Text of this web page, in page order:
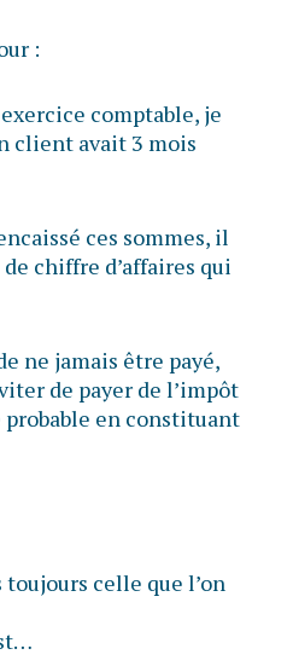
:
comptable, je
client avait 3 mois
ces sommes, il
chiffre d’affaires qui
ne jamais être payé,
de payer de l’impôt
en constituant
toujours celle que l’on